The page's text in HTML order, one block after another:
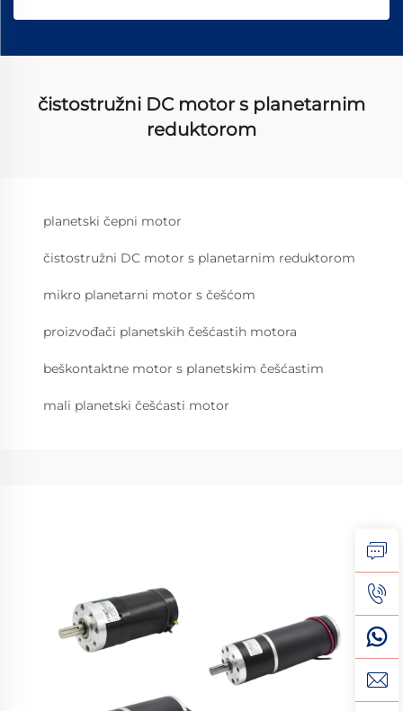
čistostružni DC motor s planetarnim
reduktorom
planetski čepni motor
čistostružni DC motor s planetarnim reduktorom
mikro planetarni motor s češćom
proizvođači planetskih češćastih motora
beškontaktne motor s planetskim češćastim
mali planetski češćasti motor